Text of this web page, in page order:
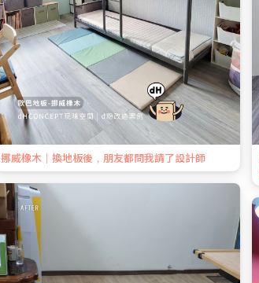
挪威橡木｜換地板後，朋友都問我請了設計師